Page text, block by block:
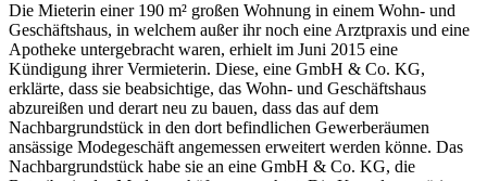
Die Mieterin einer 190 m² großen Wohnung in einem Wohn- und
Geschäftshaus, in welchem außer ihr noch eine Arztpraxis und eine
Apotheke untergebracht waren, erhielt im Juni 2015 eine
Kündigung ihrer Vermieterin. Diese, eine GmbH & Co. KG,
erklärte, dass sie beabsichtige, das Wohn- und Geschäftshaus
abzureißen und derart neu zu bauen, dass das auf dem
Nachbargrundstück in den dort befindlichen Gewerberäumen
ansässige Modegeschäft angemessen erweitert werden könne. Das
Nachbargrundstück habe sie an eine GmbH & Co. KG, die